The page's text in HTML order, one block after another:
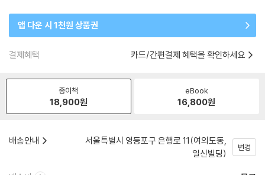
앱 다운 시 1천원 상품권
결제혜택 카드/간편결제 혜택을 확인하세요
종이책
18,900원
eBook
16,800원
배송안내
서울특별시 영등포구 은행로 11(여의도동,
일신빌딩)
변경